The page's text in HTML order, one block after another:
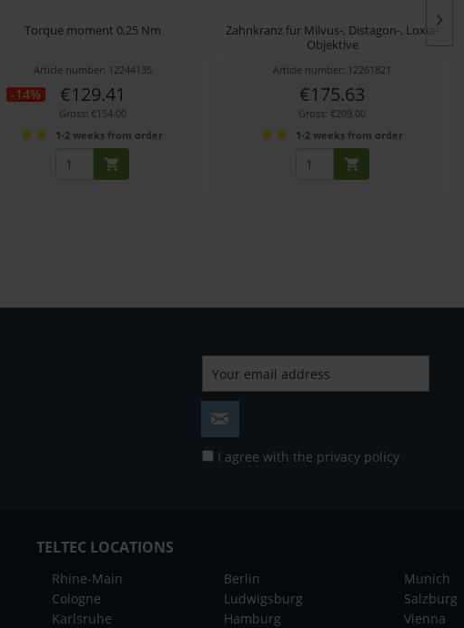
Torque moment 0,25 Nm
Article number: 12244135
-14% €129.41
Gross: €154.00
1-2 weeks from order
Zahnkranz für Milvus-, Distagon-, Loxia-
Objektive
Article number: 12261821
€175.63
Gross: €209.00
1-2 weeks from order
I agree with the privacy policy
TELTEC LOCATIONS
Rhine-Main
Cologne
Karlsruhe
Berlin
Ludwigsburg
Hamburg
Munich
Salzburg
Vienna